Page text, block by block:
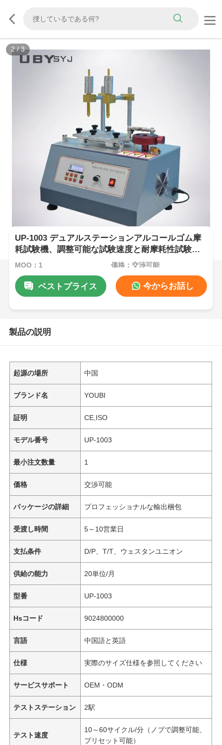
2/3
UP-1003 デュアルステーションアルコールゴム摩
耗試験機、調整可能な試験速度と耐摩耗性試験用
の電源オフメモリ機能を備えています
MOQ：1 価格：交渉可能
ベストプライス 今からお話し
製品の説明
起源の場所 中国
ブランド名 YOUBI
証明 CE,ISO
モデル番号 UP-1003
最小注文数量 1
価格 交渉可能
パッケージの詳細 プロフェッショナルな輸出梱包
受渡し時間 5～10営業日
支払条件 D/P、T/T、ウェスタンユニオン
供給の能力 20単位/月
型番 UP-1003
Hsコード 9024800000
言語 中国語と英語
仕様 実際のサイズ仕様を参照してください
サービスサポート OEM・ODM
テストステーション 2駅
テスト速度
10～60サイクル/分（ノブで調整可能、
プリセット可能）